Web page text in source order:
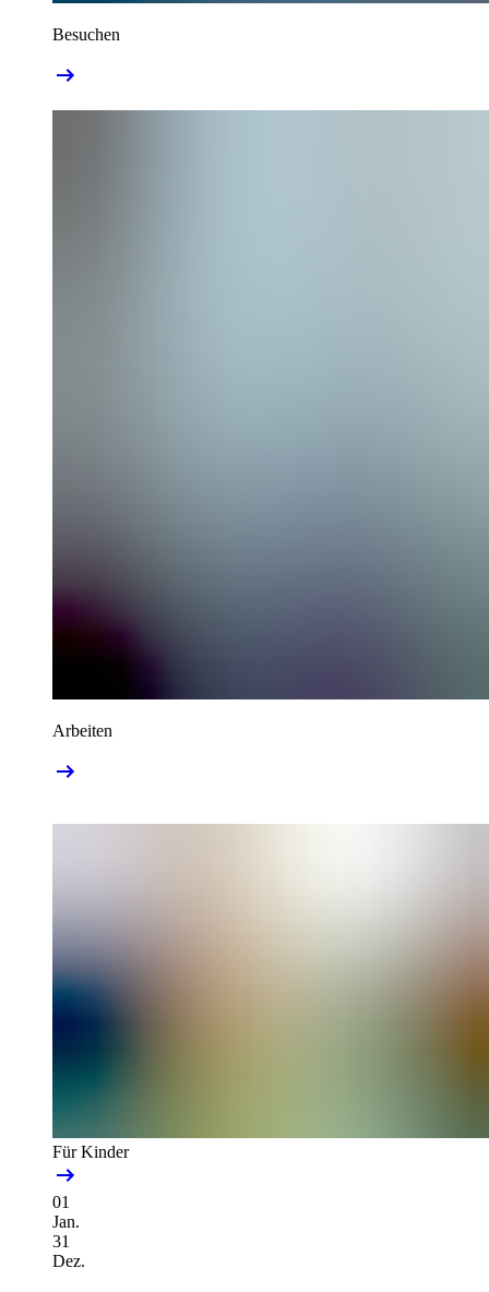
Besuchen
Arbeiten
Für Kinder
01
Jan.
31
Dez.